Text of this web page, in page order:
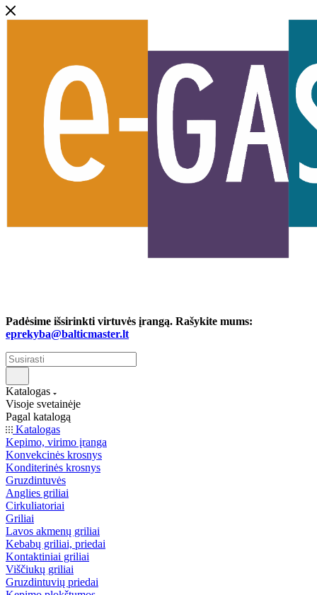
Padėsime išsirinkti virtuvės įrangą. Rašykite mums:
eprekyba@balticmaster.lt
Katalogas
Visoje svetainėje
Pagal katalogą
Katalogas
Kepimo, virimo įranga
Konvekcinės krosnys
Konditerinės krosnys
Gruzdintuvės
Anglies griliai
Cirkuliatoriai
Griliai
Lavos akmenų griliai
Kebabų griliai, priedai
Kontaktiniai griliai
Viščiukų griliai
Gruzdintuvių priedai